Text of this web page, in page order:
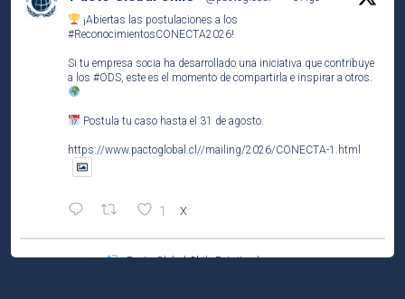
¡Abiertas las postulaciones a los
#ReconocimientosCONECTA2026!
Si tu empresa socia ha desarrollado una iniciativa que contribuye
a los #ODS , este es el momento de compartirla e inspirar a otros.
Postula tu caso hasta el 31 de agosto.
https://www.pactoglobal.cl//mailing/2026/CONECTA-1.html
1 X
Pacto Global Chile Retuiteado